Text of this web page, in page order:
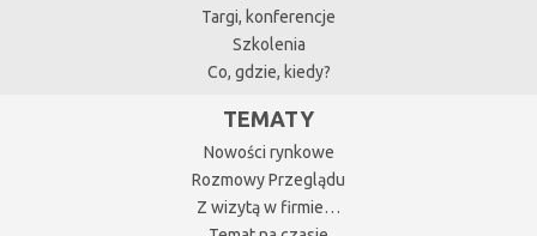
Targi, konferencje
Szkolenia
Co, gdzie, kiedy?
TEMATY
Nowości rynkowe
Rozmowy Przeglądu
Z wizytą w firmie…